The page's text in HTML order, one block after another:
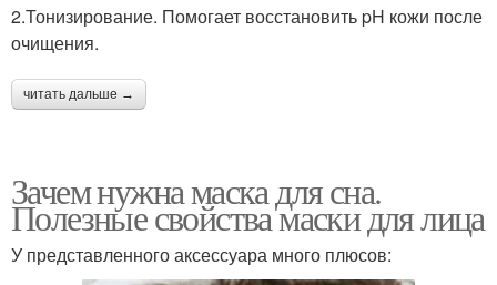
2.Тонизирование. Помогает восстановить pH кожи после
очищения.
читать дальше →
Зачем нужна маска для сна.
Полезные свойства маски для лица
У представленного аксессуара много плюсов: